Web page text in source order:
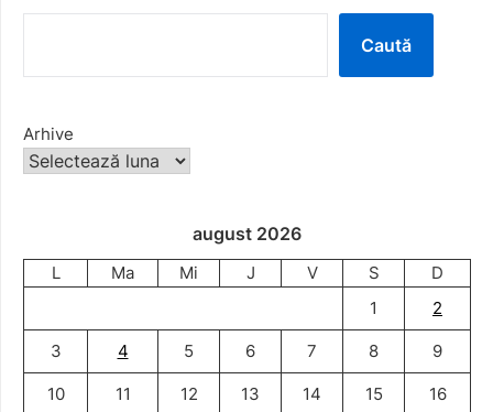
Caută
Arhive
august 2026
L Ma Mi J V S
D
1
2
3 4 5 6 7 8 9
10 11 12 13 14 15 16